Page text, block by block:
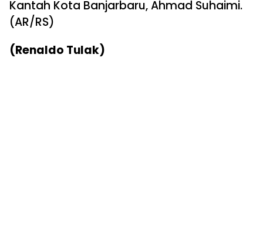
Kantah Kota Banjarbaru, Ahmad Suhaimi.
(AR/RS)
(Renaldo Tulak)